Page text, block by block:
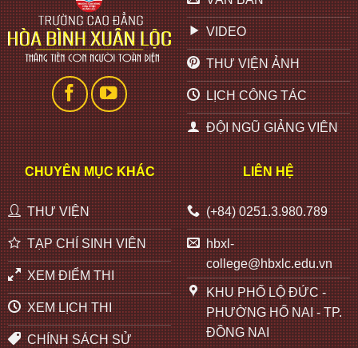
VIDEO
THƯ VIỆN ẢNH
LỊCH CÔNG TÁC
ĐỘI NGŨ GIẢNG VIÊN
CHUYÊN MỤC KHÁC
THƯ VIỆN
TẠP CHÍ SINH VIÊN
XEM ĐIỂM THI
XEM LỊCH THI
CHÍNH SÁCH SỬ
LIÊN HỆ
(+84) 0251.3.980.789
hbxl-
college@hbxlc.edu.vn
KHU PHỐ LỘ ĐỨC -
PHƯỜNG HỐ NAI - TP.
ĐỒNG NAI